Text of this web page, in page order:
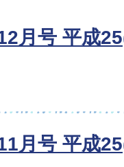
月号 平成
月号 平成